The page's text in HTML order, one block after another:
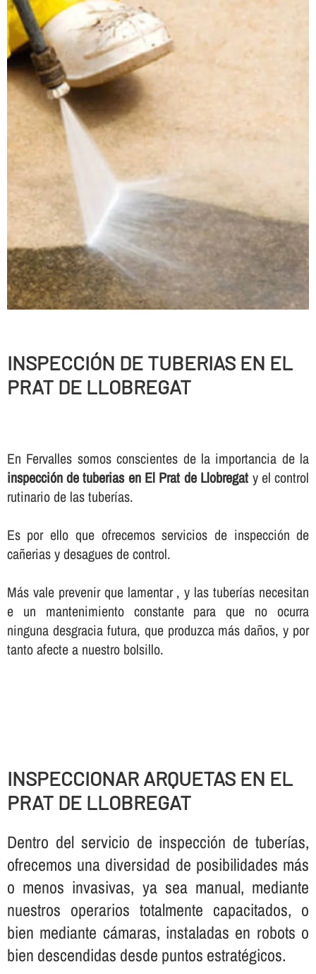
INSPECCIÓN DE TUBERIAS EN EL
PRAT DE LLOBREGAT
En Fervalles somos conscientes de la importancia de la
inspección de tuberias en El Prat de Llobregat y el control
rutinario de las tuberí­as.
Es por ello que ofrecemos servicios de inspección de
cañerias y desagues de control.
Más vale prevenir que lamentar , y las tuberí­as necesitan
e un mantenimiento constante para que no ocurra
ninguna desgracia futura, que produzca más daños, y por
tanto afecte a nuestro bolsillo.
INSPECCIONAR ARQUETAS EN EL
PRAT DE LLOBREGAT
Dentro del servicio de inspección de tuberí­as,
ofrecemos una diversidad de posibilidades más
o menos invasivas, ya sea manual, mediante
nuestros operarios totalmente capacitados, o
bien mediante cámaras, instaladas en robots o
bien descendidas desde puntos estratégicos.